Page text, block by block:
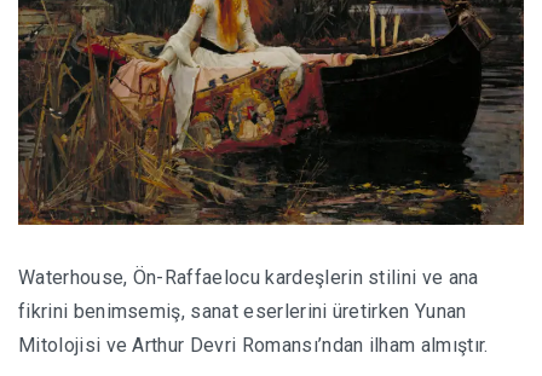
Waterhouse, Ön-Raffaelocu kardeşlerin stilini ve ana
fikrini benimsemiş, sanat eserlerini üretirken Yunan
Mitolojisi ve Arthur Devri Romansı’ndan ilham almıştır.